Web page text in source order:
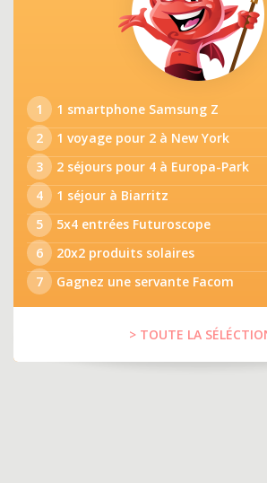
1
1 smartphone Samsung Z
2
1 voyage pour 2 à New York
3
2 séjours pour 4 à Europa-Park
4
1 séjour à Biarritz
5
5x4 entrées Futuroscope
6
20x2 produits solaires
7
Gagnez une servante Facom
> TOUTE LA